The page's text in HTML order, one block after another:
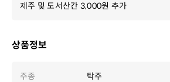
상품정보
주종
탁주
제주 및 도서산간 3,000원 추가